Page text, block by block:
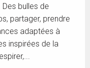
bulles de
partager, prendre
adaptées à
inspirées de la